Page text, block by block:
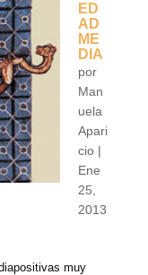
ED
AD
ME
DIA
por
Man
uela
Apari
cio|
Ene
25,
2013
muy